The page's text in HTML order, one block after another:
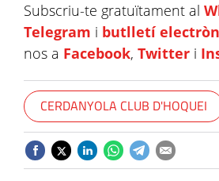
Subscriu-te gratuïtament al
Telegram i butlletí
nos a Facebook, Twitter i
CERDANYOLA CLUB D'HOQUEI